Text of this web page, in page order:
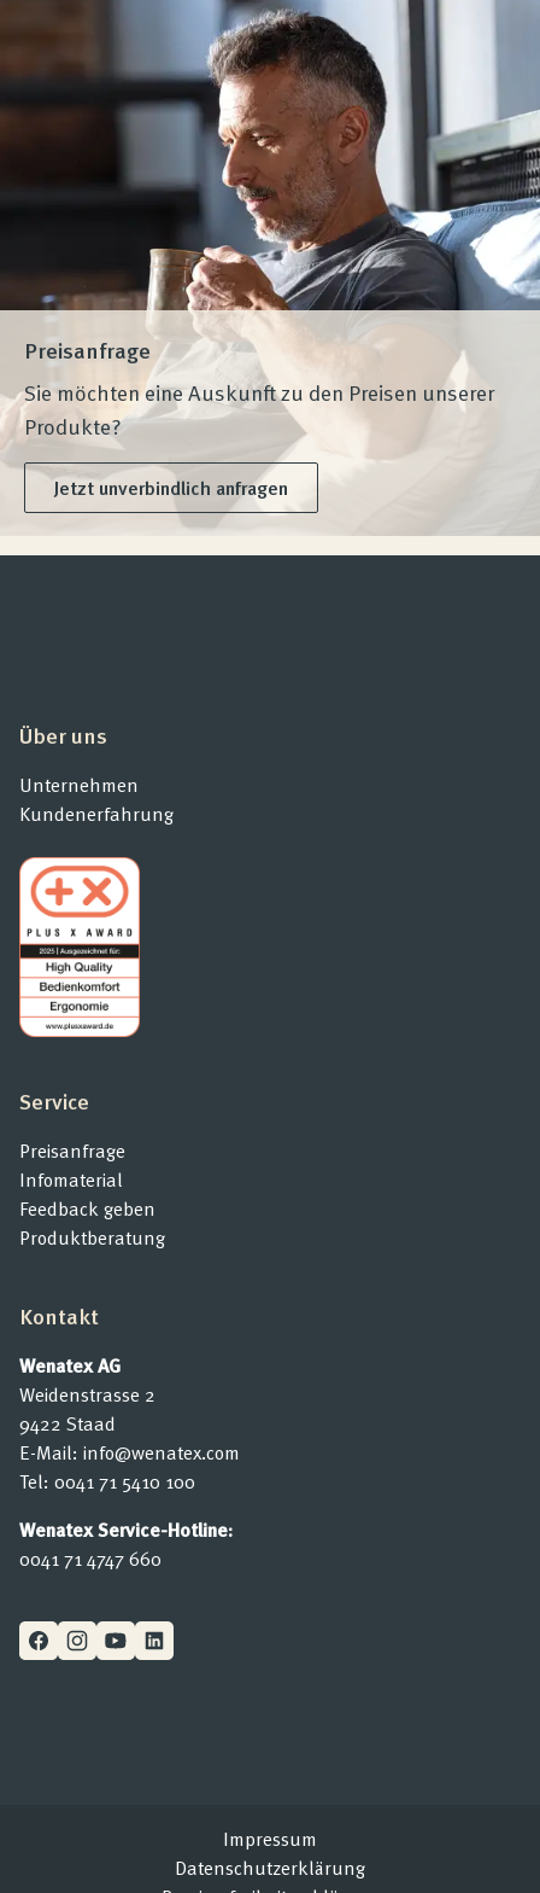
Preisanfrage
Sie möchten eine Auskunft zu den Preisen unserer
Produkte?
Jetzt unverbindlich anfragen
Über uns
Unternehmen
Kundenerfahrung
Service
Preisanfrage
Infomaterial
Feedback geben
Produktberatung
Kontakt
Wenatex AG
Weidenstrasse 2
9422 Staad
E-Mail: info@wenatex.com
Tel: 0041 71 5410 100
Wenatex Service-Hotline:
0041 71 4747 660
Impressum
Datenschutzerklärung